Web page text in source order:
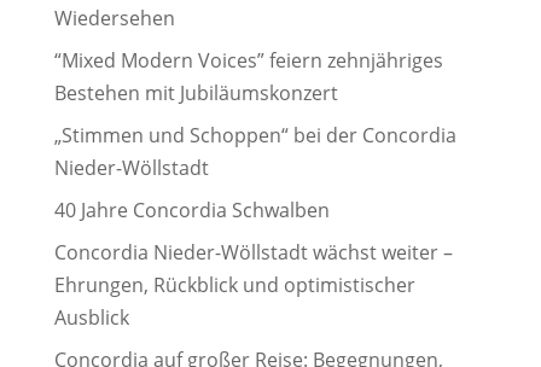
Wiedersehen
“Mixed Modern Voices” feiern zehnjähriges
Bestehen mit Jubiläumskonzert
„Stimmen und Schoppen“ bei der Concordia
Nieder-Wöllstadt
40 Jahre Concordia Schwalben
Concordia Nieder-Wöllstadt wächst weiter –
Ehrungen, Rückblick und optimistischer
Ausblick
Concordia auf großer Reise: Begegnungen,